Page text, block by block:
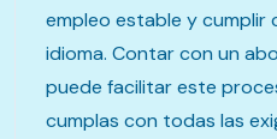
empleo estable y cumplir
idioma. Contar con un
puede facilitar este
cumplas con todas las